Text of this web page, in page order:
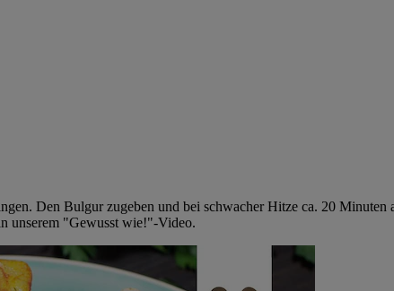
Den Bulgur zugeben und bei schwacher Hitze ca. 20 Minuten
unserem "Gewusst wie!"-Video.